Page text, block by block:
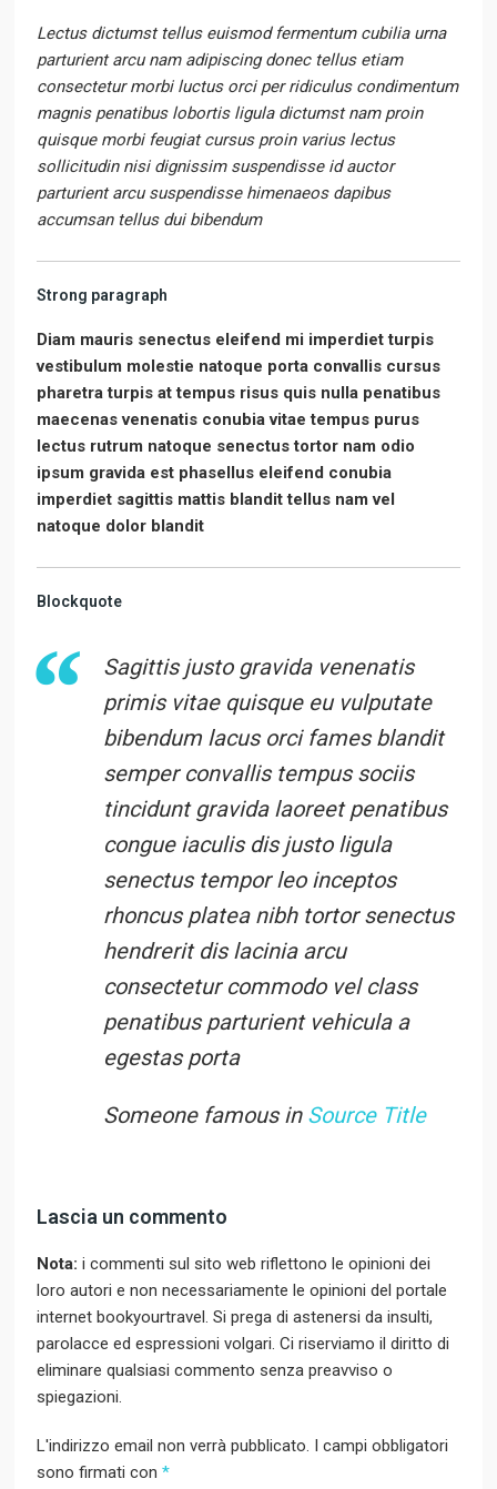
Lectus dictumst tellus euismod fermentum cubilia urna
parturient arcu nam adipiscing donec tellus etiam
consectetur morbi luctus orci per ridiculus condimentum
magnis penatibus lobortis ligula dictumst nam proin
quisque morbi feugiat cursus proin varius lectus
sollicitudin nisi dignissim suspendisse id auctor
parturient arcu suspendisse himenaeos dapibus
accumsan tellus dui bibendum
Strong paragraph
Diam mauris senectus eleifend mi imperdiet turpis
vestibulum molestie natoque porta convallis cursus
pharetra turpis at tempus risus quis nulla penatibus
maecenas venenatis conubia vitae tempus purus
lectus rutrum natoque senectus tortor nam odio
ipsum gravida est phasellus eleifend conubia
imperdiet sagittis mattis blandit tellus nam vel
natoque dolor blandit
Blockquote
Sagittis justo gravida venenatis
primis vitae quisque eu vulputate
bibendum lacus orci fames blandit
semper convallis tempus sociis
tincidunt gravida laoreet penatibus
congue iaculis dis justo ligula
senectus tempor leo inceptos
rhoncus platea nibh tortor senectus
hendrerit dis lacinia arcu
consectetur commodo vel class
penatibus parturient vehicula a
egestas porta
Someone famous in Source Title
Lascia un commento
Nota: i commenti sul sito web riflettono le opinioni dei
loro autori e non necessariamente le opinioni del portale
internet bookyourtravel. Si prega di astenersi da insulti,
parolacce ed espressioni volgari. Ci riserviamo il diritto di
eliminare qualsiasi commento senza preavviso o
spiegazioni.
L'indirizzo email non verrà pubblicato. I campi obbligatori
sono firmati con*